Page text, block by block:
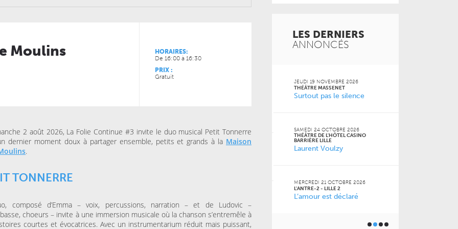
Moulins
HORAIRES:
De 16:00 à 16:30
PRIX :
Gratuit
2 août 2026, La Folie Continue #3 invite le duo musical Petit Tonnerre
dernier moment doux à partager ensemble, petits et grands à la Maison
.
TONNERRE
composé d’Emma – voix, percussions, narration – et de Ludovic –
choeurs – invite à une immersion musicale où la chanson s’entremêle à
courtes et évocatrices. Avec un instrumentarium réduit mais puissant,
LES DERNIERS
ANNONCÉS
LA BULLE CAFÉ
Skraeckoedlan (Stoner) à
la Bulle Café
JEUDI 19 NOVEMBRE 2026
THÉÂTRE MASSENET
Surtout pas le silence
SAMEDI 24 OCTOBRE 2026
THÉÂTRE DE L'HÔTEL CASINO
BARRIÈRE LILLE
Laurent Voulzy
MERCREDI 21 OCTOBRE 2026
L'ANTRE-2 - LILLE 2
L’amour est déclaré